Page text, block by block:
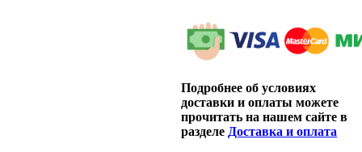
Подробнее об условиях
доставки и оплаты можете
прочитать на нашем сайте в
разделе Доставка и оплата